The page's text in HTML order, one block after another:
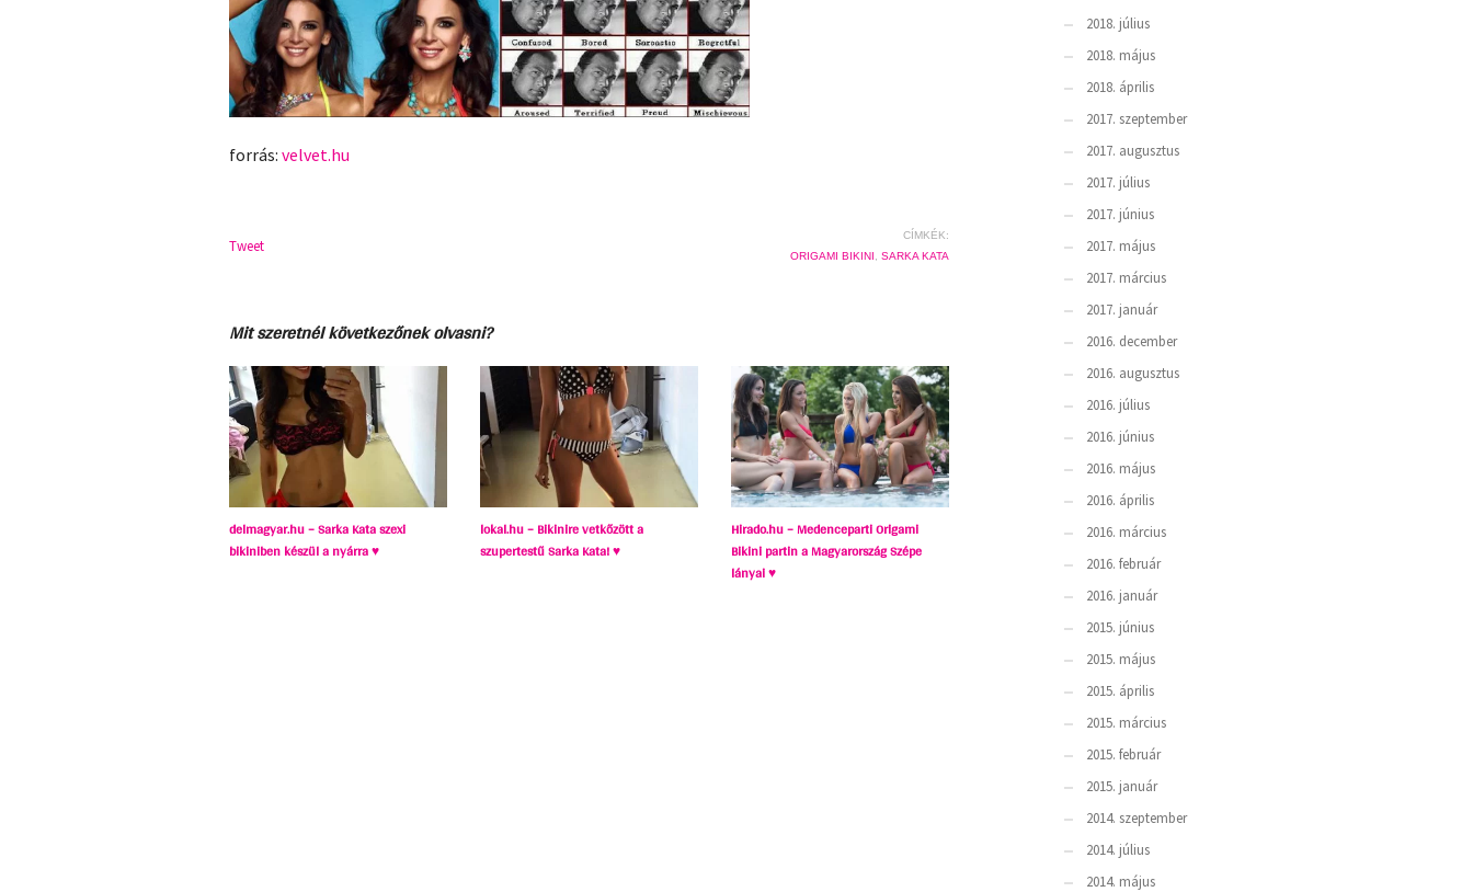
forrás:velvet.hu
Tweet
CÍMKÉK:
ORIGAMI BIKINI
SARKA KATA
Mit szeretnél következőnek olvasni?
delmagyar.hu – Sarka Kata szexi
bikiniben készül a nyárra ♥
lokal.hu – Bikinire vetkőzött a
szupertestű Sarka Kata! ♥
Hirado.hu – Medenceparti Origami
Bikini partin a Magyarország Szépe
lányai ♥
2018. július
2018. május
2018. április
2017. szeptember
2017. augusztus
2017. július
2017. június
2017. május
2017. március
2017. január
2016. december
2016. augusztus
2016. július
2016. június
2016. május
2016. április
2016. március
2016. február
2016. január
2015. június
2015. május
2015. április
2015. március
2015. február
2015. január
2014. szeptember
2014. július
2014. május